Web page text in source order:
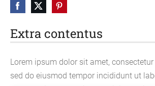
Extra contentus
Lorem ipsum dolor sit amet,
sed do eiusmod tempor incididunt ut